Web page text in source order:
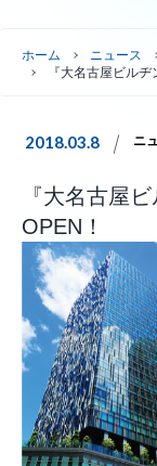
ホーム ニュース
『大名古屋ビル
2018.03.8 ニ
『大名古屋
OPEN！